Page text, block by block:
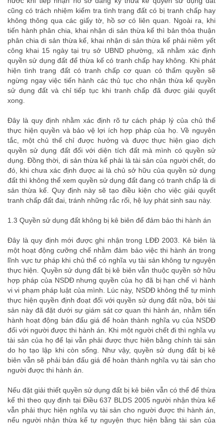
cũng có trách nhiệm kiểm tra tình trạng đất có bị tranh chấp hay
không thông qua các giấy tờ, hồ sơ có liên quan. Ngoài ra, khi
tiến hành phân chia, khai nhận di sản thừa kế thì bản thỏa thuận
phân chia di sản thừa kế, khai nhận di sản thừa kế phải niêm yết
công khai 15 ngày tại trụ sở UBND phường, xã nhằm xác định
quyền sử dụng đất để thừa kế có tranh chấp hay không. Khi phát
hiện tình trạng đất có tranh chấp cơ quan có thẩm quyền sẽ
ngừng ngay việc tiến hành các thủ tục cho nhận thừa kế quyền
sử dụng đất và chỉ tiếp tục khi tranh chấp đã được giải quyết
xong.
Đây là quy định nhằm xác định rõ tư cách pháp lý của chủ thể
thực hiện quyền và bảo vệ lợi ích hợp pháp của họ. Về nguyên
tắc, một chủ thể chỉ được hưởng và được thực hiện giao dịch
quyền sử dụng đất đối với diện tích đất mà mình có quyền sử
dụng. Đồng thời, di sản thừa kế phải là tài sản của người chết, do
đó, khi chưa xác định được ai là chủ sở hữu của quyền sử dụng
đất thì không thể xem quyền sử dụng đất đang có tranh chấp là di
sản thừa kế. Quy định này sẽ tạo điều kiện cho việc giải quyết
tranh chấp đất đai, tránh những rắc rối, hệ lụy phát sinh sau này.
1.3 Quyền sử dụng đất không bị kê biên để đảm bảo thi hành án
Đây là quy định mới được ghi nhận trong LĐĐ 2003. Kê biên là
một hoạt động cưỡng chế nhằm đảm bảo việc thi hành án trong
lĩnh vực tư pháp khi chủ thể có nghĩa vụ tài sản không tự nguyện
thực hiện. Quyền sử dụng đất bị kê biên vẫn thuộc quyền sở hữu
hợp pháp của NSDĐ nhưng quyền của họ đã bị hạn chế vì hành
vi vi phạm pháp luật của mình. Lúc này, NSDĐ không thể tự mình
thực hiện quyền định đoạt đối với quyền sử dụng đất nữa, bởi tài
sản này đã đặt dưới sự giám sát cơ quan thi hành án, nhằm tiến
hành hoạt động bán đấu giá để hoàn thành nghĩa vụ của NSDĐ
đối với người được thi hành án. Khi một người chết đi thì nghĩa vụ
tài sản của họ để lại vẫn phải được thực hiện bằng chính tài sản
do họ tạo lập khi còn sống. Như vậy, quyền sử dụng đất bị kê
biên vẫn sẽ phải bán đấu giá để hoàn thành nghĩa vụ tài sản cho
người được thi hành án.
Nếu đặt giải thiết quyền sử dụng đất bị kê biên vẫn có thể để thừa
kế thì theo quy định tại Điều 637 BLDS 2005 người nhận thừa kế
vẫn phải thực hiện nghĩa vụ tài sản cho người được thi hành án,
nếu người nhận thừa kế tự nguyện thực hiện bằng tài sản của